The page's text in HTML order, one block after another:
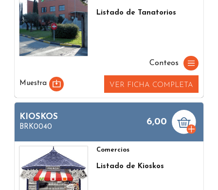
Listado de Tanatorios
Conteos
Muestra VER FICHA COMPLETA
KIOSKOS
BRK0040
6,00
Comercios
Listado de Kioskos